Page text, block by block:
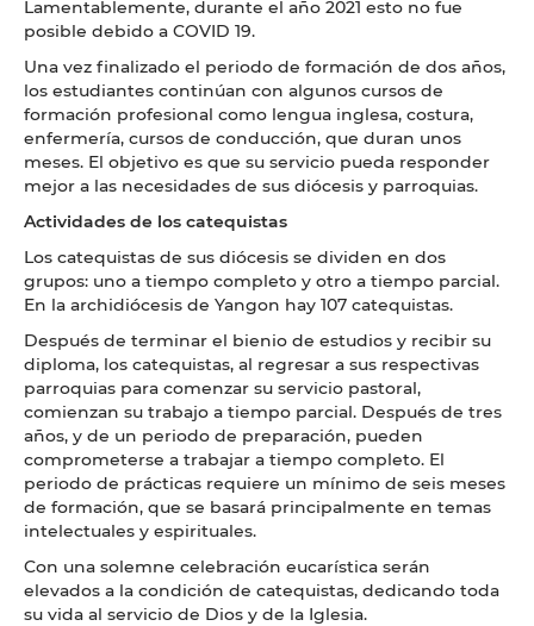
Lamentablemente, durante el año 2021 esto no fue
posible debido a COVID 19.
Una vez finalizado el periodo de formación de dos años,
los estudiantes continúan con algunos cursos de
formación profesional como lengua inglesa, costura,
enfermería, cursos de conducción, que duran unos
meses. El objetivo es que su servicio pueda responder
mejor a las necesidades de sus diócesis y parroquias.
Actividades de los catequistas
Los catequistas de sus diócesis se dividen en dos
grupos: uno a tiempo completo y otro a tiempo parcial.
En la archidiócesis de Yangon hay 107 catequistas.
Después de terminar el bienio de estudios y recibir su
diploma, los catequistas, al regresar a sus respectivas
parroquias para comenzar su servicio pastoral,
comienzan su trabajo a tiempo parcial. Después de tres
años, y de un periodo de preparación, pueden
comprometerse a trabajar a tiempo completo. El
periodo de prácticas requiere un mínimo de seis meses
de formación, que se basará principalmente en temas
intelectuales y espirituales.
Con una solemne celebración eucarística serán
elevados a la condición de catequistas, dedicando toda
su vida al servicio de Dios y de la Iglesia.